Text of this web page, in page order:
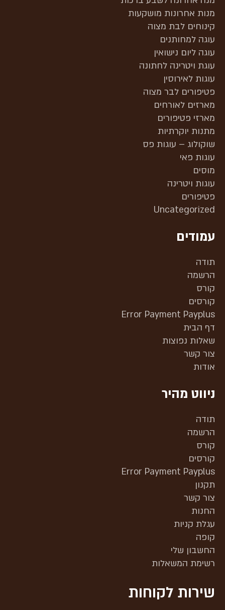
מנות אחרונות מושקעות
קינוחים לבת מצוה
עוגה למחותנים
עוגה ליום נישואין
עוגת ויטרינה לחתונה
עוגות לאירוסין
פטיפורים לבר מצוה
מארזים לאורחים
מארזי פטיפורים
מתנות יוקרתיות
שוקולוג – עוגות פס
עוגות פאי
מוסים
עוגות ויטרינה
פטיפורים
Uncategorized
עמודים
תודה
הרשמה
קורס
קורסים
Error Payment Payplus
דף הבית
שאלות נפוצות
צור קשר
אודות
ניווט מהיר
תודה
הרשמה
קורס
קורסים
Error Payment Payplus
תקנון
צור קשר
החנות
עגלת קניות
קופה
החשבון שלי
רשימת המשאלות
שירות לקוחות